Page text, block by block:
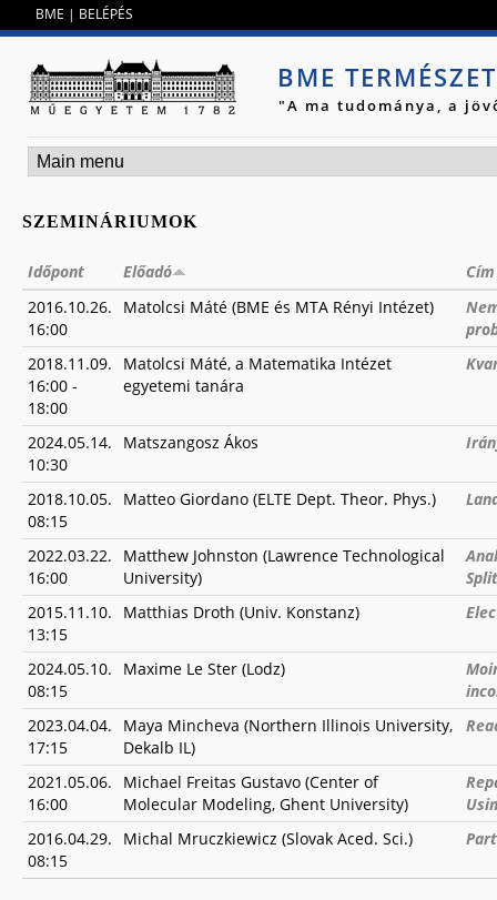
BME | BELÉPÉS
BME
"A ma tudománya, a
SZEMINÁRIUMOK
Időpont Előadó
Cím
2016.10.26.
16:00
Matolcsi Máté (BME és MTA Rényi Intézet)
2018.11.09.
16:00 -
18:00
Matolcsi Máté, a Matematika Intézet
egyetemi tanára
2024.05.14.
10:30
Matszangosz Ákos
2018.10.05.
08:15
Matteo Giordano (ELTE Dept. Theor. Phys.)
2022.03.22.
16:00
Matthew Johnston (Lawrence Technological
University)
2015.11.10.
13:15
Matthias Droth (Univ. Konstanz)
2024.05.10.
08:15
Maxime Le Ster (Lodz)
2023.04.04.
17:15
Maya Mincheva (Northern Illinois University,
Dekalb IL)
2021.05.06.
16:00
Michael Freitas Gustavo (Center of
Molecular Modeling, Ghent University)
2016.04.29.
08:15
Michal Mruczkiewicz (Slovak Aced. Sci.)